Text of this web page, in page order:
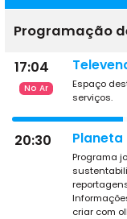
Programação
17:04
No Ar
Espaço
serviços.
20:30 Planeta
Programa
criar com